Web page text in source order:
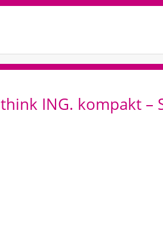
think ING. kompakt –